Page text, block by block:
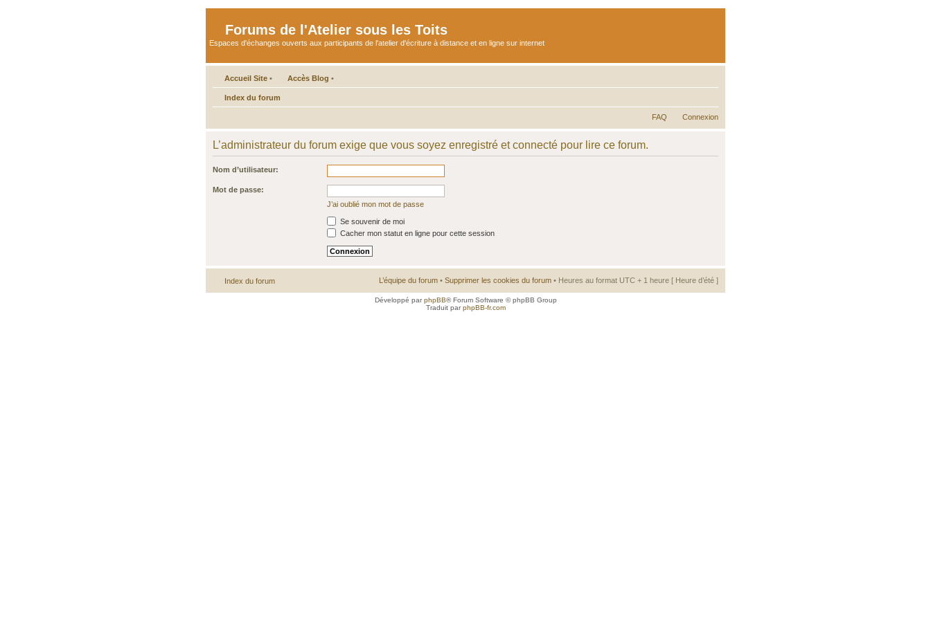
Forums de l'Atelier sous les Toits
Espaces d'échanges ouverts aux participants de l'atelier d'écriture à distance et en ligne sur internet
Accueil Site • Accès Blog •
Index du forum
FAQ Connexion
L’administrateur du forum exige que vous soyez enregistré et connecté pour lire ce forum.
Nom d’utilisateur:
Mot de passe:
J’ai oublié mon mot de passe
Se souvenir de moi
Cacher mon statut en ligne pour cette session
Index du forum L’équipe du forum • Supprimer les cookies du forum • Heures au format UTC + 1 heure [ Heure d’été ]
Développé parphpBB® Forum Software © phpBB Group
Traduit parphpBB-fr.com